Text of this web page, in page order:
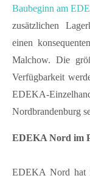
FAQ
Müritzer-
Müritzer-
Baubeginn am
zusätzlichen
einen
Malchow. Die
Verfügbarkeit
EDEKA-
Nordbrandenburg
EDEKA Nord im
EDEKA Nord hat